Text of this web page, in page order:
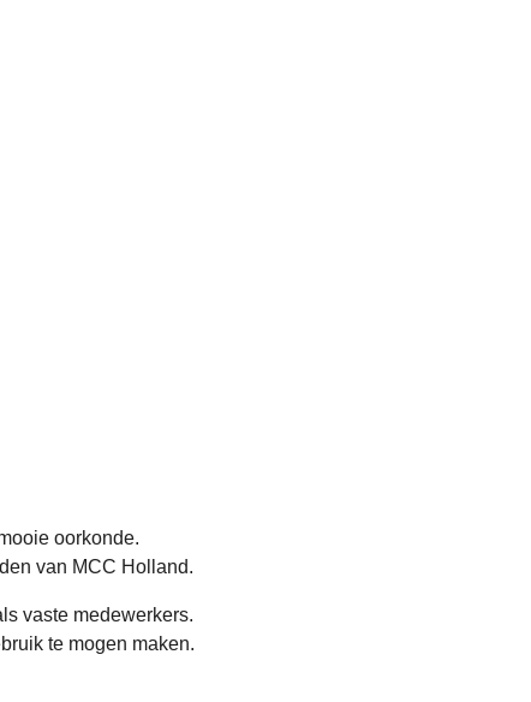
oorkonde.
van MCC Holland.
vaste medewerkers.
te mogen maken.